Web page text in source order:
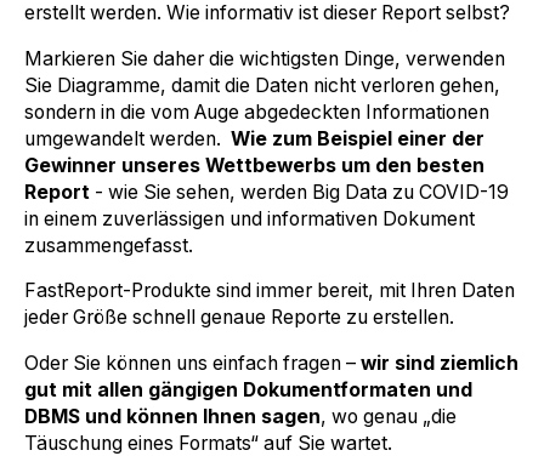
erstellt werden. Wie informativ ist dieser Report selbst?
Markieren Sie daher die wichtigsten Dinge, verwenden
Sie Diagramme, damit die Daten nicht verloren gehen,
sondern in die vom Auge abgedeckten Informationen
umgewandelt werden. Wie zum Beispiel einer der
Gewinner unseres Wettbewerbs um den besten
Report - wie Sie sehen, werden Big Data zu COVID-19
in einem zuverlässigen und informativen Dokument
zusammengefasst.
FastReport-Produkte sind immer bereit, mit Ihren Daten
jeder Größe schnell genaue Reporte zu erstellen.
Oder Sie können uns einfach fragen – wir sind ziemlich
gut mit allen gängigen Dokumentformaten und
DBMS und können Ihnen sagen, wo genau „die
Täuschung eines Formats“ auf Sie wartet.